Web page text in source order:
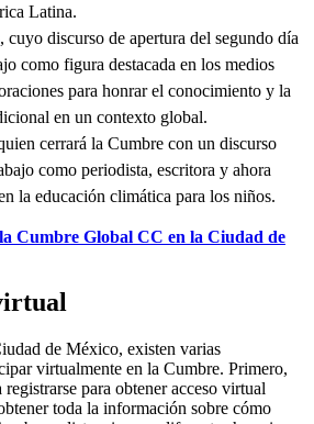
Latina.
, cuyo discurso de apertura del segundo día
como figura destacada en los medios
para honrar el conocimiento y la
en un contexto global.
cerrará la Cumbre con un discurso
como periodista, escritora y ahora
la educación climática para los niños.
Cumbre Global CC en la Ciudad de
de México, existen varias
virtualmente en la Cumbre. Primero,
para obtener acceso virtual
toda la información sobre cómo